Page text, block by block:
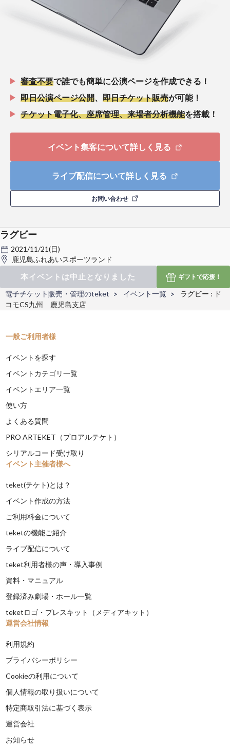
審査不要で誰でも簡単に公演ページを作成できる！
即日公演ページ公開
即日チケット販売が可能！
チケット電子化、座席管理、来場者分析機能を搭載！
イベント集客について詳しく見る
ライブ配信について詳しく見る
お問い合わせ
ラグビー
2021/11/21(日)
鹿児島ふれあいスポーツランド
本イベントは中止となりました ギフトで応援！
電子チケット販売・管理のteket イベント一覧
ラグビー : ド
コモCS九州 鹿児島支店
一般ご利用者様
イベントを探す
イベントカテゴリ一覧
イベントエリア一覧
使い方
よくある質問
PRO ARTEKET（プロアルテケト）
シリアルコード受け取り
イベント主催者様へ
teket(テケト)とは？
イベント作成の方法
ご利用料金について
teketの機能ご紹介
ライブ配信について
teket利用者様の声・導入事例
資料・マニュアル
登録済み劇場・ホール一覧
teketロゴ・プレスキット（メディアキット）
運営会社情報
利用規約
プライバシーポリシー
Cookieの利用について
個人情報の取り扱いについて
特定商取引法に基づく表示
運営会社
お知らせ